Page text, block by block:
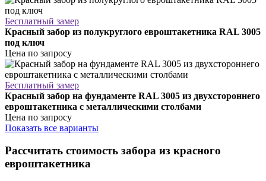
Бесплатный замер
Красный забор из полукруглого евроштакетника RAL 3005
под ключ
Цена по запросу
Бесплатный замер
Красный забор на фундаменте RAL 3005 из двухстороннего
евроштакетника с металлическими столбами
Цена по запросу
Показать все варианты
Рассчитать стоимость забора из красного
евроштакетника